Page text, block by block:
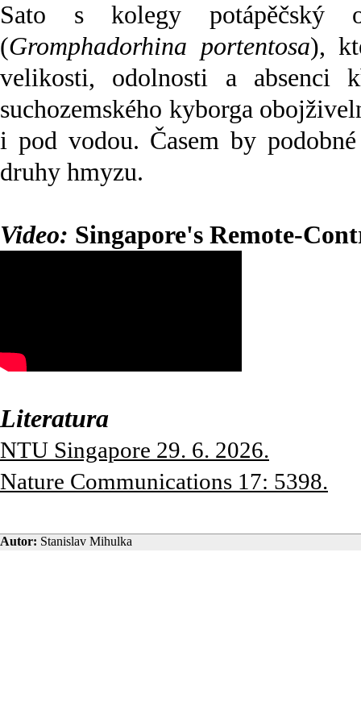
Sato s kolegy potápěčský
(Gromphadorhina portentosa),
velikosti, odolnosti a absenci
suchozemského kyborga
i pod vodou. Časem by
druhy hmyzu.
Video: Singapore's Remote-
Literatura
NTU Singapore 29. 6. 2026.
Nature Communications 17: 5398.
Autor: Stanislav Mihulka